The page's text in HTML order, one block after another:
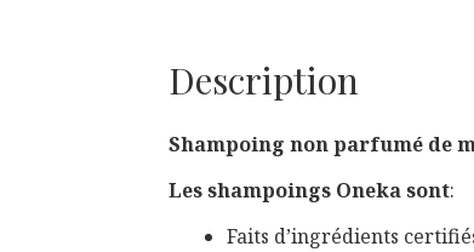
Description
Shampoing non parfumé de
Les shampoings Oneka sont:
Faits d’ingrédients